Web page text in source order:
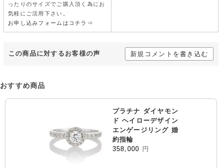
ったりのサイズでご購入頂く為にお
気軽にご活用下さい。
お申し込みフォームはコチラ⇒
この商品に対するお客様の声 新規コメントを書き込む
おすすめ商品
プラチナ ダイヤモン
ド ヘイローデザイン
エンゲージリング 婚
約指輪
358,000 円